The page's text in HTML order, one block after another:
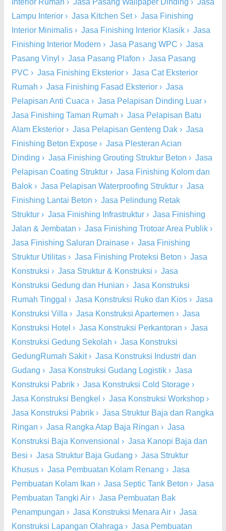
Interior Rumah › Jasa Pasang Wallpaper Dinding › Jasa
Lampu Interior › Jasa Kitchen Set› Jasa Finishing
Interior Minimalis › Jasa Finishing Interior Klasik › Jasa
Finishing Interior Modern › Jasa Pasang WPC › Jasa
Pasang Vinyl › Jasa Pasang Plafon › Jasa Pasang
PVC › Jasa Finishing Eksterior › Jasa Cat Eksterior
Rumah › Jasa Finishing Fasad Eksterior › Jasa
Pelapisan Anti Cuaca › Jasa Pelapisan Dinding Luar ›
Jasa Finishing Taman Rumah › Jasa Pelapisan Batu
Alam Eksterior › Jasa Pelapisan Genteng Dak › Jasa
Finishing Beton Expose › Jasa Plesteran Acian
Dinding › Jasa Finishing Grouting Struktur Beton › Jasa
Pelapisan Coating Struktur › Jasa Finishing Kolom dan
Balok › Jasa Pelapisan Waterproofing Struktur › Jasa
Finishing Lantai Beton › Jasa Pelindung Retak
Struktur › Jasa Finishing Infrastruktur › Jasa Finishing
Jalan & Jembatan › Jasa Finishing Trotoar Area Publik ›
Jasa Finishing Saluran Drainase › Jasa Finishing
Struktur Utilitas › Jasa Finishing Proteksi Beton › Jasa
Konstruksi › Jasa Struktur & Konstruksi › Jasa
Konstruksi Gedung dan Hunian › Jasa Konstruksi
Rumah Tinggal › Jasa Konstruksi Ruko dan Kios › Jasa
Konstruksi Villa › Jasa Konstruksi Apartemen › Jasa
Konstruksi Hotel › Jasa Konstruksi Perkantoran › Jasa
Konstruksi Gedung Sekolah › Jasa Konstruksi
GedungRumah Sakit› Jasa Konstruksi Industri dan
Gudang › Jasa Konstruksi Gudang Logistik › Jasa
Konstruksi Pabrik › Jasa Konstruksi Cold Storage ›
Jasa Konstruksi Bengkel › Jasa Konstruksi Workshop ›
Jasa Konstruksi Pabrik › Jasa Struktur Baja dan Rangka
Ringan › Jasa Rangka Atap Baja Ringan › Jasa
Konstruksi Baja Konvensional › Jasa Kanopi Baja dan
Besi › Jasa Struktur Baja Gudang › Jasa Struktur
Khusus › Jasa Pembuatan Kolam Renang › Jasa
Pembuatan Kolam Ikan › Jasa Septic Tank Beton › Jasa
Pembuatan Tangki Air › Jasa Pembuatan Bak
Penampungan › Jasa Konstruksi Menara Air › Jasa
Konstruksi Lapangan Olahraga › Jasa Pembuatan